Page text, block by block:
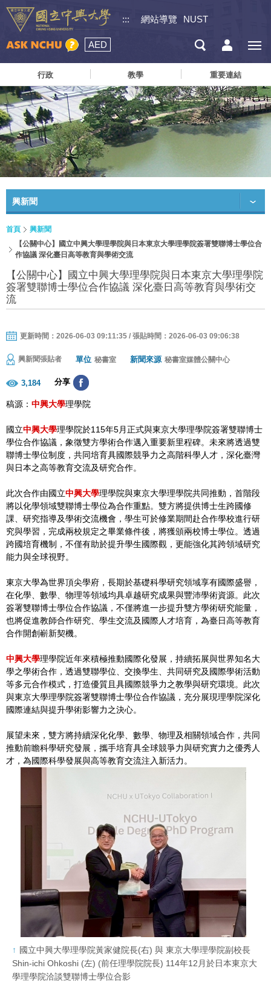
::: 網站導覽 NUST
AED
行政 教學 重要連結
興新聞
首頁
興新聞
【公關中心】國立中興大學理學院與日本東京大學理學院簽署雙聯博士學位合
作協議 深化臺日高等教育與學術交流
【公關中心】國立中興大學理學院與日本東京大學理學院
簽署雙聯博士學位合作協議 深化臺日高等教育與學術交
流
更新時間：2026-06-03 09:11:35 / 張貼時間：2026-06-03 09:06:38
興新聞張貼者 單位 秘書室 新聞來源 秘書室媒體公關中心
3,184 分享
稿源： 中興大學理學院
國立中興大學理學院於115年5月正式與東京大學理學院簽署雙聯博士
學位合作協議，象徵雙方學術合作邁入重要新里程碑。未來將透過雙
聯博士學位制度，共同培育具國際競爭力之高階科學人才，深化臺灣
與日本之高等教育交流及研究合作。
此次合作由國立中興大學理學院與東京大學理學院共同推動，首階段
將以化學領域雙聯博士學位為合作重點。雙方將提供博士生跨國修
課、研究指導及學術交流機會，學生可於修業期間赴合作學校進行研
究與學習，完成兩校規定之畢業條件後，將獲頒兩校博士學位。透過
跨國培育機制，不僅有助於提升學生國際觀，更能強化其跨領域研究
能力與全球視野。
東京大學為世界頂尖學府，長期於基礎科學研究領域享有國際盛譽，
在化學、數學、物理等領域均具卓越研究成果與豐沛學術資源。此次
簽署雙聯博士學位合作協議，不僅將進一步提升雙方學術研究能量，
也將促進教師合作研究、學生交流及國際人才培育，為臺日高等教育
合作開創嶄新契機。
中興大學理學院近年來積極推動國際化發展，持續拓展與世界知名大
學之學術合作，透過雙聯學位、交換學生、共同研究及國際學術活動
等多元合作模式，打造優質且具國際競爭力之教學與研究環境。此次
與東京大學理學院簽署雙聯博士學位合作協議，充分展現理學院深化
國際連結與提升學術影響力之決心。
展望未來，雙方將持續深化化學、數學、物理及相關領域合作，共同
推動前瞻科學研究發展，攜手培育具全球競爭力與研究實力之優秀人
才，為國際科學發展與高等教育交流注入新活力。
國立中興大學理學院黃家健院長(右) 與 東京大學理學院副校長
Shin-ichi Ohkoshi (左) (前任理學院院長) 114年12月於日本東京大
學理學院洽談雙聯博士學位合影